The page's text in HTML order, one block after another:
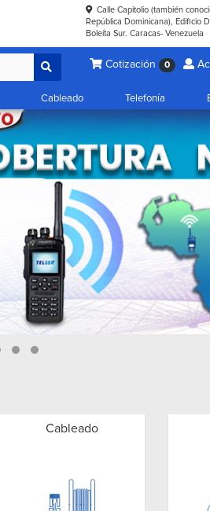
Calle Capitolio (también
República Dominicana), Edificio
Boleíta Sur. Caracas- Venezuela
Cotización 0
Cableado Telefonía
Cableado